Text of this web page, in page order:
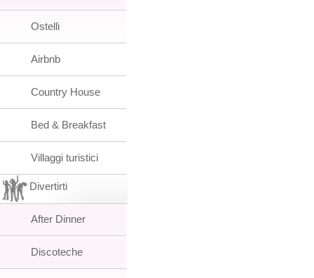
Ostelli
Airbnb
Country House
Bed & Breakfast
Villaggi turistici
Divertirti
After Dinner
Discoteche